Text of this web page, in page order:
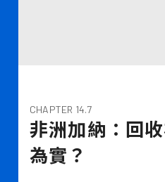
CHAPTER 14.7
非洲加納：回
為實？